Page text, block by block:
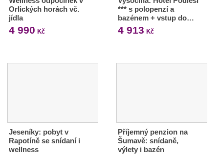
Orlických horách vč.
jídla
4 990 Kč
*** s polopenzí a
bazénem + vstup do…
4 913 Kč
Jeseníky: pobyt v
Rapotíně se snídaní i
wellness
Příjemný penzion na
Šumavě: snídaně,
výlety i bazén